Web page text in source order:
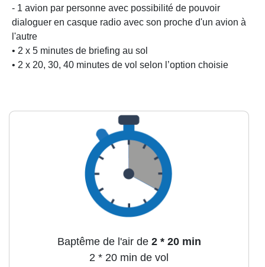
- 1 avion par personne avec possibilité de pouvoir
dialoguer en casque radio avec son proche d'un avion à
l'autre
• 2 x 5 minutes de briefing au sol
• 2 x 20, 30, 40 minutes de vol selon l’option choisie
Baptême de l'air de 2 * 20 min
2 * 20 min de vol